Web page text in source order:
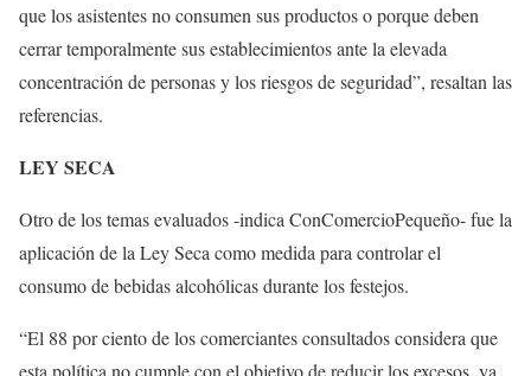
que los asistentes no consumen sus productos o porque deben
cerrar temporalmente sus establecimientos ante la elevada
concentración de personas y los riesgos de seguridad”, resaltan las
referencias.
LEY SECA
Otro de los temas evaluados -indica ConComercioPequeño- fue la
aplicación de la Ley Seca como medida para controlar el
consumo de bebidas alcohólicas durante los festejos.
“El 88 por ciento de los comerciantes consultados considera que
esta política no cumple con el objetivo de reducir los excesos, ya